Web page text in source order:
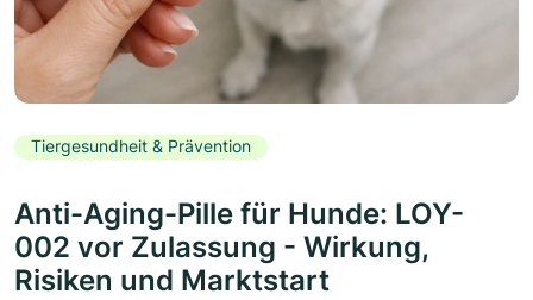
Tiergesundheit & Prävention
Anti-Aging-Pille für Hunde: LOY-
002 vor Zulassung - Wirkung,
Risiken und Marktstart